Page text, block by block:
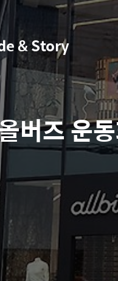
& Story
버즈 운